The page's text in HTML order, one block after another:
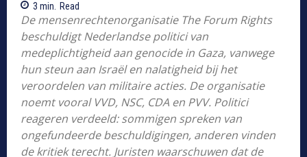
3 min. Read
De mensenrechtenorganisatie The Forum Rights
beschuldigt Nederlandse politici van
medeplichtigheid aan genocide in Gaza, vanwege
hun steun aan Israël en nalatigheid bij het
veroordelen van militaire acties. De organisatie
noemt vooral VVD, NSC, CDA en PVV. Politici
reageren verdeeld: sommigen spreken van
ongefundeerde beschuldigingen, anderen vinden
de kritiek terecht. Juristen waarschuwen dat de